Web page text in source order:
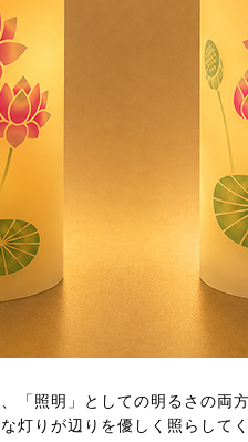
「照明」としての明るさの
灯りが辺りを優しく照らして